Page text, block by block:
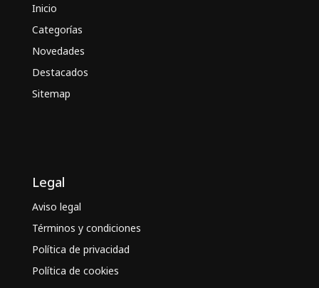
Inicio
Categorías
Novedades
Destacados
Sitemap
Legal
Aviso legal
Términos y condiciones
Política de privacidad
Política de cookies